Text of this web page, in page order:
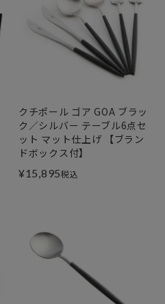
クチポール ゴア GOA ブラッ
ク／シルバー テーブル6点セ
ット マット仕上げ 【ブラン
ドボックス付】
¥15,895税込